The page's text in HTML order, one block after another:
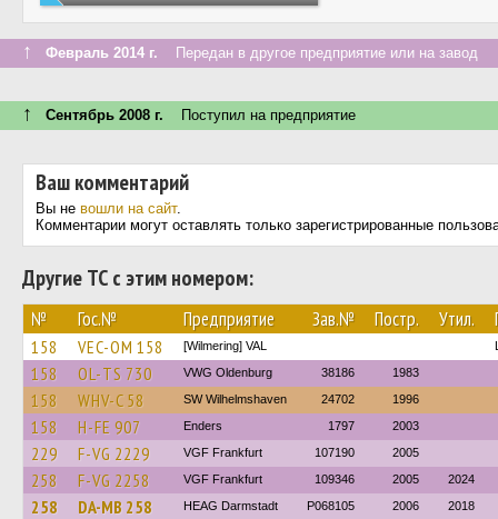
↑ Февраль 2014 г. Передан в другое предприятие или на завод
↑ Сентябрь 2008 г. Поступил на предприятие
Ваш комментарий
Вы не вошли на сайт.
Комментарии могут оставлять только зарегистрированные
Другие ТС с этим номером:
№ Гос.№ Предприятие Зав.№ Постр. Утил.
158 VEC-OM 158 [Wilmering] VAL
158 OL-TS 730 VWG Oldenburg 38186 1983
158 WHV-C 58 SW Wilhelmshaven 24702 1996
158 H-FE 907 Enders 1797 2003
229 F-VG 2229 VGF Frankfurt 107190 2005
258 F-VG 2258 VGF Frankfurt 109346 2005 2024
258 DA-MB 258 HEAG Darmstadt P068105 2006 2018